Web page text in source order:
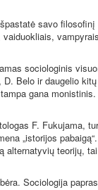
savo
sociologinis
Belo ir daugelio
gana monistinis.
F. Fukujama,
„istorijos
teorijų,
Sociologija